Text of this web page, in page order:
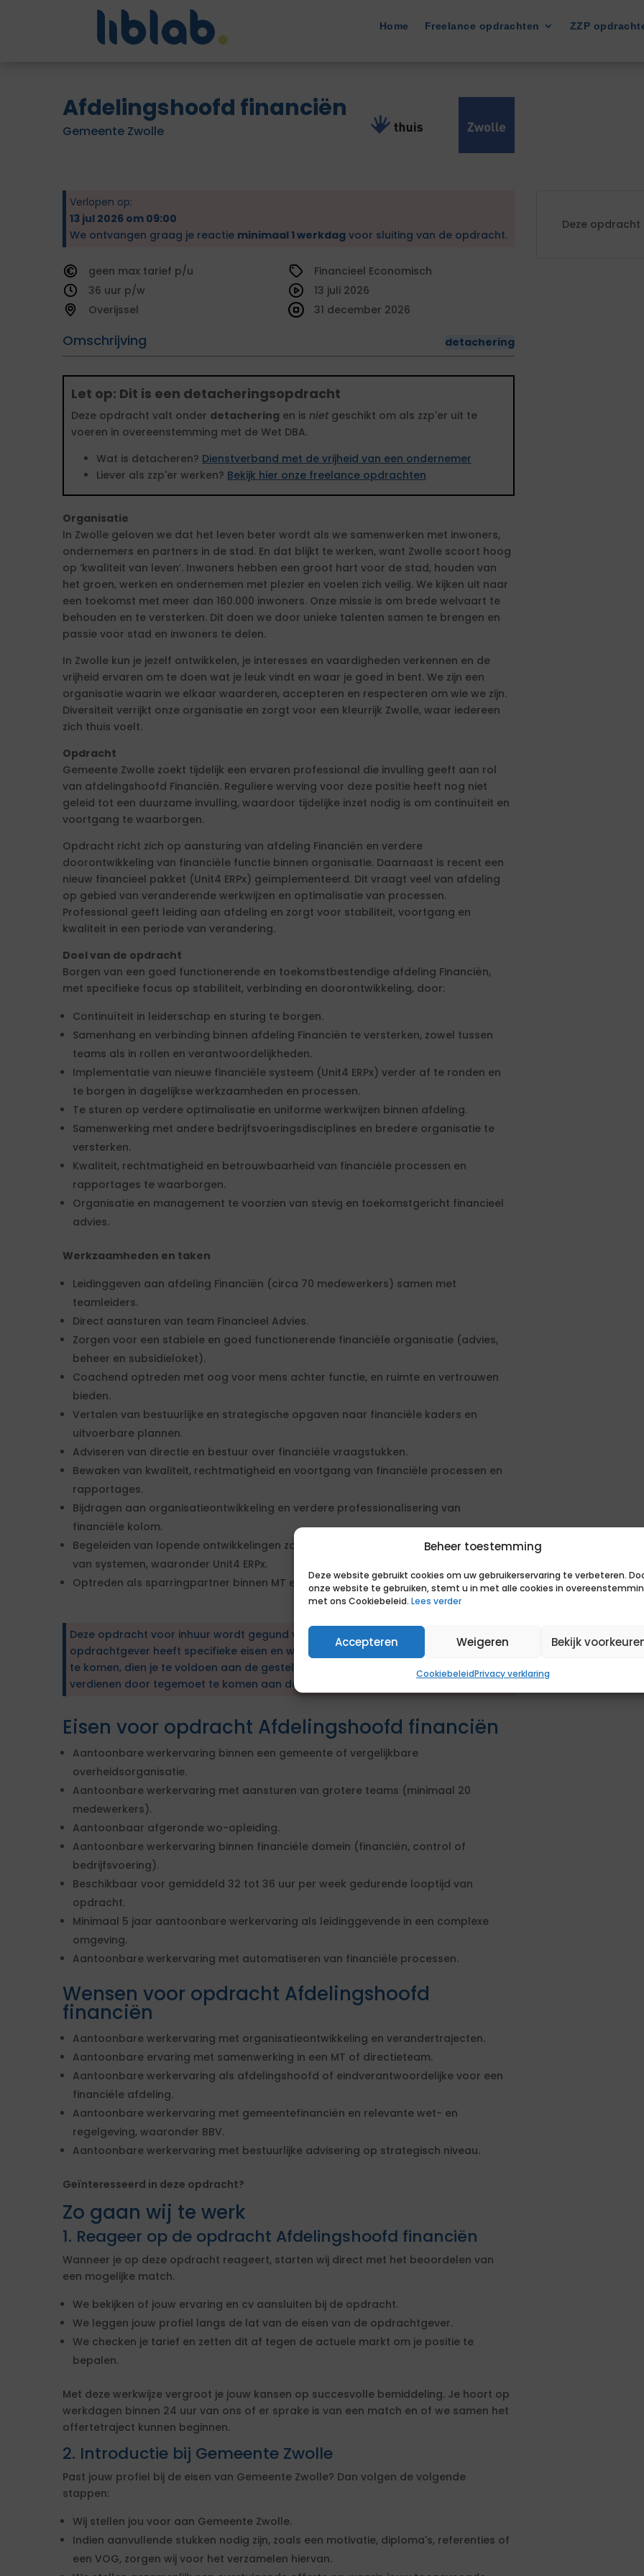
Beheer toestemming
Deze website gebruikt cookies om uw gebruikerservaring te verbeteren.
onze website te gebruiken, stemt u in met alle cookies in
met ons Cookiebeleid. Lees verder
Accepteren Weigeren Bekijk
CookiebeleidPrivacy verklaring
Home Freelance opdrachten ZZP
Afdelingshoofd financiën
Gemeente Zwolle
Verlopen op:
13 jul 2026 om 09:00
We ontvangen graag je reactie minimaal 1 werkdag voor sluiting van de opdracht.
geen
tarief
36
Overijssel
Financieel Economisch
Omschrijving detachering
13 juli 2026
31 december 2026
Let op: Dit is een detacheringsopdracht
Deze opdracht valt onder detachering en is niet geschikt om als zzp'er uit te
voeren in overeenstemming met de Wet DBA.
Wat is detacheren? Dienstverband met de vrijheid van een ondernemer
Liever als zzp'er werken? Bekijk hier onze freelance opdrachten
Organisatie
In Zwolle geloven we dat het leven beter wordt als we samenwerken met inwoners,
ondernemers en partners in de stad. En dat blijkt te werken, want Zwolle scoort hoog
op ‘kwaliteit van leven’. Inwoners hebben een groot hart voor de stad, houden van
het groen, werken en ondernemen met plezier en voelen zich veilig. We kijken uit naar
een toekomst met meer dan 160.000 inwoners. Onze missie is om brede welvaart te
behouden en te versterken. Dit doen we door unieke talenten samen te brengen en
passie voor stad en inwoners te delen.
In Zwolle kun je jezelf ontwikkelen, je interesses en vaardigheden verkennen en de
vrijheid ervaren om te doen wat je leuk vindt en waar je goed in bent. We zijn een
organisatie waarin we elkaar waarderen, accepteren en respecteren om wie we zijn.
Diversiteit verrijkt onze organisatie en zorgt voor een kleurrijk Zwolle, waar iedereen
zich thuis voelt.
Opdracht
Gemeente Zwolle zoekt tijdelijk een ervaren professional die invulling geeft aan rol
van afdelingshoofd Financiën. Reguliere werving voor deze positie heeft nog niet
geleid tot een duurzame invulling, waardoor tijdelijke inzet nodig is om continuïteit en
voortgang te waarborgen.
Opdracht richt zich op aansturing van afdeling Financiën en verdere
doorontwikkeling van financiële functie binnen organisatie. Daarnaast is recent een
nieuw financieel pakket (Unit4 ERPx) geïmplementeerd. Dit vraagt veel van afdeling
op gebied van veranderende werkwijzen en optimalisatie van processen.
Professional geeft leiding aan afdeling en zorgt voor stabiliteit, voortgang en
kwaliteit in een periode van verandering.
Doel van de opdracht
Borgen van een goed functionerende en toekomstbestendige afdeling Financiën,
met specifieke focus op stabiliteit, verbinding en doorontwikkeling, door:
Continuïteit in leiderschap en sturing te borgen.
Samenhang en verbinding binnen afdeling Financiën te versterken, zowel tussen
teams als in rollen en verantwoordelijkheden.
Implementatie van nieuwe financiële systeem (Unit4 ERPx) verder af te ronden en
te borgen in dagelijkse werkzaamheden en processen.
Te sturen op verdere optimalisatie en uniforme werkwijzen binnen afdeling.
Samenwerking met andere bedrijfsvoeringsdisciplines en bredere organisatie te
versterken.
Kwaliteit, rechtmatigheid en betrouwbaarheid van financiële processen en
rapportages te waarborgen.
Organisatie en management te voorzien van stevig en toekomstgericht financieel
advies.
Werkzaamheden en taken
Leidinggeven aan afdeling Financiën (circa 70 medewerkers) samen met
teamleiders.
Direct aansturen van team Financieel Advies.
Zorgen voor een stabiele en goed functionerende financiële organisatie (advies,
beheer en subsidieloket).
Coachend optreden met oog voor mens achter functie, en ruimte en vertrouwen
bieden.
Vertalen van bestuurlijke en strategische opgaven naar financiële kaders en
uitvoerbare plannen.
Adviseren van directie en bestuur over financiële vraagstukken.
Bewaken van kwaliteit, rechtmatigheid en voortgang van financiële processen en
rapportages.
Bijdragen aan organisatieontwikkeling en verdere professionalisering van
financiële kolom.
Begeleiden van lopende ontwikkelingen zoals digitalisering en doorontwikkeling
van systemen, waaronder Unit4 ERPx.
Optreden als sparringpartner binnen MT en bijdragen aan concernbrede opgaven.
Deze opdracht voor inhuur wordt gegund via een aanbestedingsprocedure. De
opdrachtgever heeft specifieke eisen en wensen geformuleerd. Om in aanmerking
te komen, dien je te voldoen aan de gestelde eisen. Daarnaast kun je extra punten
verdienen door tegemoet te komen aan de wensen.
Eisen voor opdracht Afdelingshoofd financiën
Aantoonbare werkervaring binnen een gemeente of vergelijkbare
overheidsorganisatie.
Aantoonbare werkervaring met aansturen van grotere teams (minimaal 20
medewerkers).
Aantoonbaar afgeronde wo-opleiding.
Aantoonbare werkervaring binnen financiële domein (financiën, control of
bedrijfsvoering).
Beschikbaar voor gemiddeld 32 tot 36 uur per week gedurende looptijd van
opdracht.
Minimaal 5 jaar aantoonbare werkervaring als leidinggevende in een complexe
omgeving.
Aantoonbare werkervaring met automatiseren van financiële processen.
Wensen voor opdracht Afdelingshoofd
financiën
Aantoonbare werkervaring met organisatieontwikkeling en verandertrajecten.
Aantoonbare ervaring met samenwerking in een MT of directieteam.
Aantoonbare werkervaring als afdelingshoofd of eindverantwoordelijke voor een
financiële afdeling.
Aantoonbare werkervaring met gemeentefinanciën en relevante wet- en
regelgeving, waaronder BBV.
Aantoonbare werkervaring met bestuurlijke advisering op strategisch niveau.
Geïnteresseerd in deze opdracht?
Zo gaan wij te werk
1. Reageer op de opdracht Afdelingshoofd financiën
Wanneer je op deze opdracht reageert, starten wij direct met het beoordelen van
een mogelijke match.
We bekijken of jouw ervaring en cv aansluiten bij de opdracht.
We leggen jouw profiel langs de lat van de eisen van de opdrachtgever.
We checken je tarief en zetten dit af tegen de actuele markt om je positie te
bepalen.
Met deze werkwijze vergroot je jouw kansen op succesvolle bemiddeling. Je hoort op
werkdagen binnen 24 uur van ons of er sprake is van een match en of we samen het
offertetraject kunnen beginnen.
2. Introductie bij Gemeente Zwolle
Past jouw profiel bij de eisen van Gemeente Zwolle? Dan volgen de volgende
stappen:
Wij stellen jou voor aan Gemeente Zwolle.
Indien aanvullende stukken nodig zijn, zoals een motivatie, diploma's, referenties of
een VOG, zorgen wij voor het verzamelen hiervan.
Deze opdracht